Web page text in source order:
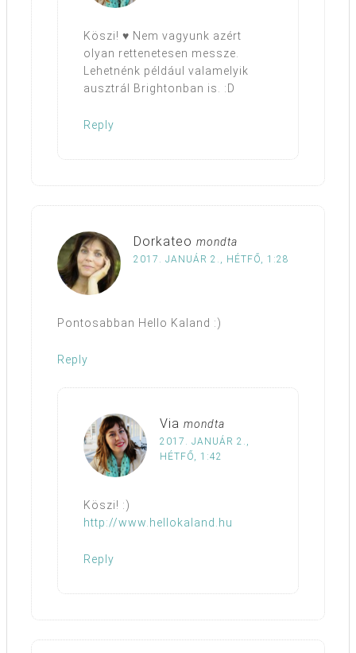
Köszi! ♥ Nem vagyunk azért
olyan rettenetesen messze.
Lehetnénk például valamelyik
ausztrál Brightonban is. :D
Reply
Dorkateo mondta
2017. JANUÁR 2., HÉTFŐ, 1:28
Pontosabban Hello Kaland :)
Reply
Via mondta
2017. JANUÁR 2.,
HÉTFŐ, 1:42
Köszi! :)
http://www.hellokaland.hu
Reply